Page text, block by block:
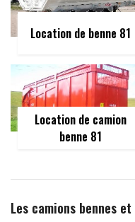
Location de benne 81
Location de camion
benne 81
Les camions bennes